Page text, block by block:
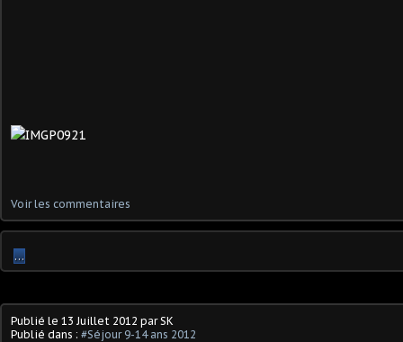
Voir les commentaires
…
Publié le 13 Juillet 2012 par SK
Publié dans : #Séjour 9-14 ans 2012